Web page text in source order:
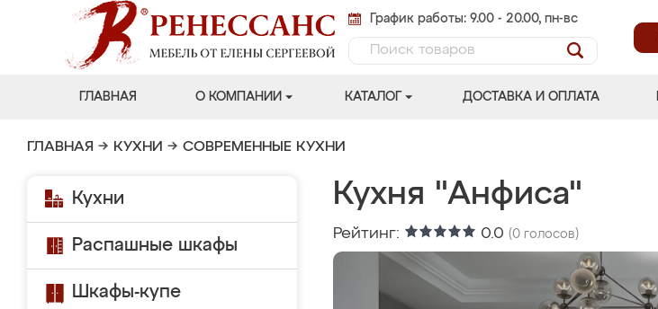
График работы: 9.00 - 20.00, пн-вс
ГЛАВНАЯ О КОМПАНИИ КАТАЛОГ ДОСТАВКА И ОПЛАТА
ГЛАВНАЯ → КУХНИ → СОВРЕМЕННЫЕ КУХНИ
Кухни
Распашные шкафы
Шкафы-купе
Кухня "Анфиса"
Рейтинг: 0.0 (0 голосов)